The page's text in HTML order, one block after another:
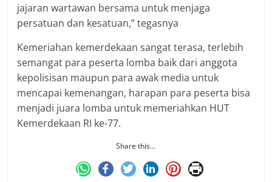
jajaran wartawan bersama untuk menjaga
persatuan dan kesatuan,” tegasnya
Kemeriahan kemerdekaan sangat terasa, terlebih
semangat para peserta lomba baik dari anggota
kepolisisan maupun para awak media untuk
mencapai kemenangan, harapan para peserta bisa
menjadi juara lomba untuk memeriahkan HUT
Kemerdekaan RI ke-77.
Share this…